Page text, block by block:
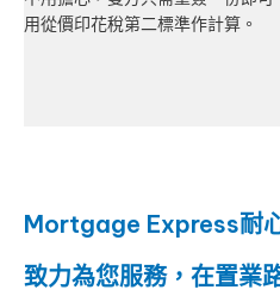
用從價印花稅第二標準作計算。
Mortgage Express耐
致力為您服務，在置業